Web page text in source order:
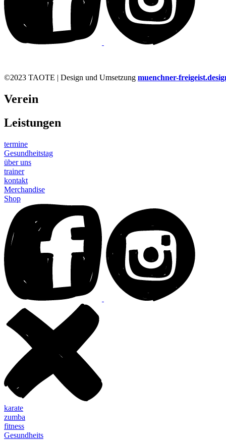
©2023 TAOTE | Design und Umsetzung muenchner-
Verein
Leistungen
termine
Gesundheitstag
über uns
trainer
kontakt
Merchandise
Shop
karate
zumba
fitness
Gesundheits